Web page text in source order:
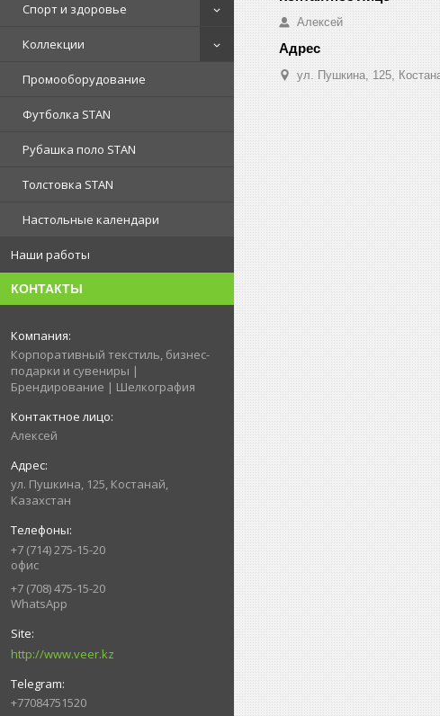
Спорт и здоровье
Коллекции
Промооборудование
Футболка STAN
Рубашка поло STAN
Толстовка STAN
Настольные календари
Наши работы
КОНТАКТЫ
Корпоративный текстиль, бизнес-
подарки и сувениры |
Брендирование | Шелкография
Алексей
ул. Пушкина, 125, Костанай,
Казахстан
+7 (714) 275-15-20
офис
+7 (708) 475-15-20
WhatsApp
http://www.veer.kz
+77084751520
Алексей
ул. Пушкина, 125,